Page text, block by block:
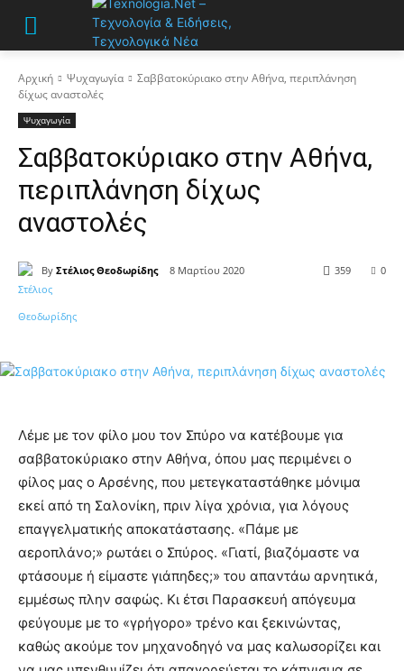
Αρχική Ψυχαγωγία
Σαββατοκύριακο στην Αθήνα, περιπλάνηση
δίχως αναστολές
Ψυχαγωγία
Σαββατοκύριακο στην Αθήνα,
περιπλάνηση δίχως
αναστολές
By Στέλιος Θεοδωρίδης 8 Μαρτίου 2020 0
359
Λέμε με τον φίλο μου τον Σπύρο να κατέβουμε για
σαββατοκύριακο στην Αθήνα, όπου μας περιμένει ο
φίλος μας ο Αρσένης, που μετεγκαταστάθηκε μόνιμα
εκεί από τη Σαλονίκη, πριν λίγα χρόνια, για λόγους
επαγγελματικής αποκατάστασης. «Πάμε με
αεροπλάνο;» ρωτάει ο Σπύρος. «Γιατί, βιαζόμαστε να
φτάσουμε ή είμαστε γιάπηδες;» του απαντάω αρνητικά,
εμμέσως πλην σαφώς. Κι έτσι Παρασκευή απόγευμα
φεύγουμε με το «γρήγορο» τρένο και ξεκινώντας,
καθώς ακούμε τον μηχανοδηγό να μας καλωσορίζει και